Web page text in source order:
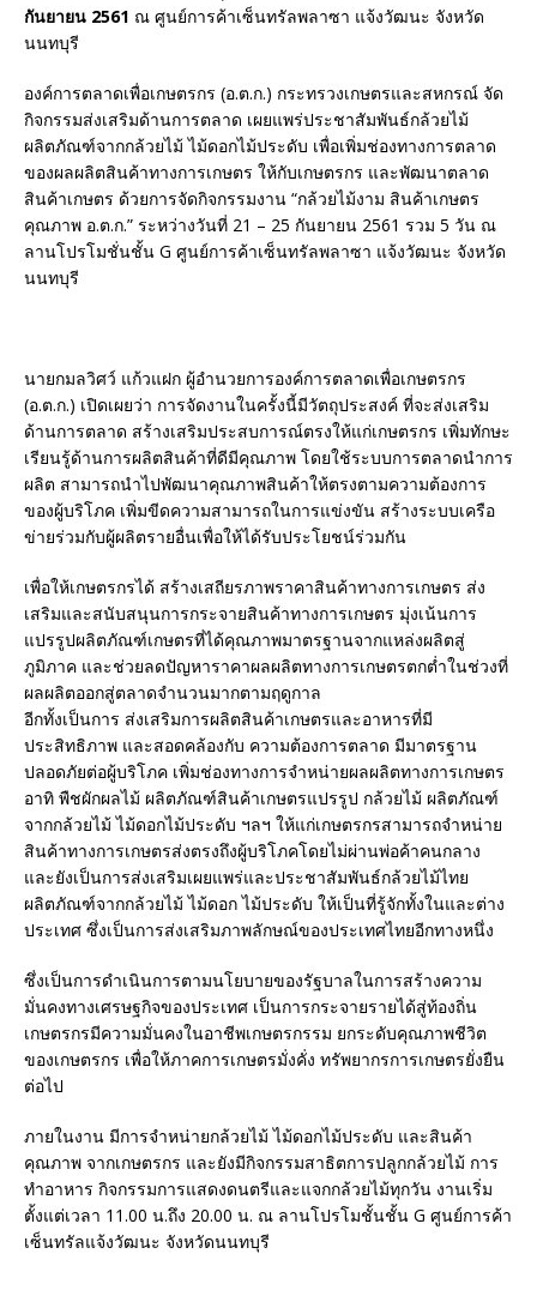
กันยายน 2561 ณ ศูนย์การค้าเซ็นทรัลพลาซา แจ้งวัฒนะ จังหวัด
นนทบุรี
องค์การตลาดเพื่อเกษตรกร (อ.ต.ก.) กระทรวงเกษตรและสหกรณ์ จัด
กิจกรรมส่งเสริมด้านการตลาด เผยแพร่ประชาสัมพันธ์กล้วยไม้
ผลิตภัณฑ์จากกล้วยไม้ ไม้ดอกไม้ประดับ เพื่อเพิ่มช่องทางการตลาด
ของผลผลิตสินค้าทางการเกษตร ให้กับเกษตรกร และพัฒนาตลาด
สินค้าเกษตร ด้วยการจัดกิจกรรมงาน “กล้วยไม้งาม สินค้าเกษตร
คุณภาพ อ.ต.ก.” ระหว่างวันที่ 21 – 25 กันยายน 2561 รวม 5 วัน ณ
ลานโปรโมชั่นชั้น G ศูนย์การค้าเซ็นทรัลพลาซา แจ้งวัฒนะ จังหวัด
นนทบุรี
นายกมลวิศว์ แก้วแฝก ผู้อำนวยการองค์การตลาดเพื่อเกษตรกร
(อ.ต.ก.) เปิดเผยว่า การจัดงานในครั้งนี้มีวัตถุประสงค์ ที่จะส่งเสริม
ด้านการตลาด สร้างเสริมประสบการณ์ตรงให้แก่เกษตรกร เพิ่มทักษะ
เรียนรู้ด้านการผลิตสินค้าที่ดีมีคุณภาพ โดยใช้ระบบการตลาดนำการ
ผลิต สามารถนำไปพัฒนาคุณภาพสินค้าให้ตรงตามความต้องการ
ของผู้บริโภค เพิ่มขีดความสามารถในการแข่งขัน สร้างระบบเครือ
ข่ายร่วมกับผู้ผลิตรายอื่นเพื่อให้ได้รับประโยชน์ร่วมกัน
เพื่อให้เกษตรกรได้ สร้างเสถียรภาพราคาสินค้าทางการเกษตร ส่ง
เสริมและสนับสนุนการกระจายสินค้าทางการเกษตร มุ่งเน้นการ
แปรรูปผลิตภัณฑ์เกษตรที่ได้คุณภาพมาตรฐานจากแหล่งผลิตสู่
ภูมิภาค และช่วยลดปัญหาราคาผลผลิตทางการเกษตรตกต่ำในช่วงที่
ผลผลิตออกสู่ตลาดจำนวนมากตามฤดูกาล
อีกทั้งเป็นการ ส่งเสริมการผลิตสินค้าเกษตรและอาหารที่มี
ประสิทธิภาพ และสอดคล้องกับ ความต้องการตลาด มีมาตรฐาน
ปลอดภัยต่อผู้บริโภค เพิ่มช่องทางการจำหน่ายผลผลิตทางการเกษตร
อาทิ พืชผักผลไม้ ผลิตภัณฑ์สินค้าเกษตรแปรรูป กล้วยไม้ ผลิตภัณฑ์
จากกล้วยไม้ ไม้ดอกไม้ประดับ ฯลฯ ให้แก่เกษตรกรสามารถจำหน่าย
สินค้าทางการเกษตรส่งตรงถึงผู้บริโภคโดยไม่ผ่านพ่อค้าคนกลาง
และยังเป็นการส่งเสริมเผยแพร่และประชาสัมพันธ์กล้วยไม้ไทย
ผลิตภัณฑ์จากกล้วยไม้ ไม้ดอก ไม้ประดับ ให้เป็นที่รู้จักทั้งในและต่าง
ประเทศ ซึ่งเป็นการส่งเสริมภาพลักษณ์ของประเทศไทยอีกทางหนึ่ง
ซึ่งเป็นการดำเนินการตามนโยบายของรัฐบาลในการสร้างความ
มั่นคงทางเศรษฐกิจของประเทศ เป็นการกระจายรายได้สู่ท้องถิ่น
เกษตรกรมีความมั่นคงในอาชีพเกษตรกรรม ยกระดับคุณภาพชีวิต
ของเกษตรกร เพื่อให้ภาคการเกษตรมั่งคั่ง ทรัพยากรการเกษตรยั่งยืน
ต่อไป
ภายในงาน มีการจำหน่ายกล้วยไม้ ไม้ดอกไม้ประดับ และสินค้า
คุณภาพ จากเกษตรกร และยังมีกิจกรรมสาธิตการปลูกกล้วยไม้ การ
ทำอาหาร กิจกรรมการแสดงดนตรีและแจกกล้วยไม้ทุกวัน งานเริ่ม
ตั้งแต่เวลา 11.00 น.ถึง 20.00 น. ณ ลานโปรโมชั้นชั้น G ศูนย์การค้า
เซ็นทรัลแจ้งวัฒนะ จังหวัดนนทบุรี